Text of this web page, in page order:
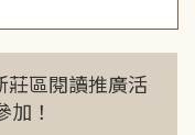
莊區閱讀推廣活
加！